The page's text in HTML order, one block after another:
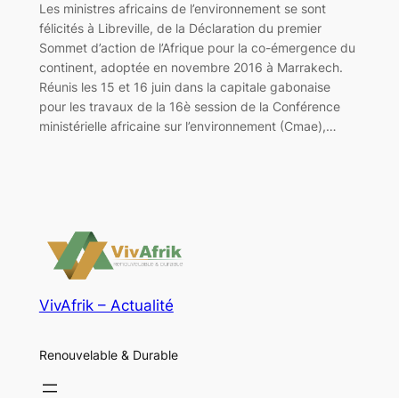
Les ministres africains de l’environnement se sont
félicités à Libreville, de la Déclaration du premier
Sommet d’action de l’Afrique pour la co-émergence du
continent, adoptée en novembre 2016 à Marrakech.
Réunis les 15 et 16 juin dans la capitale gabonaise
pour les travaux de la 16è session de la Conférence
ministérielle africaine sur l’environnement (Cmae),…
VivAfrik – Actualité
Renouvelable & Durable